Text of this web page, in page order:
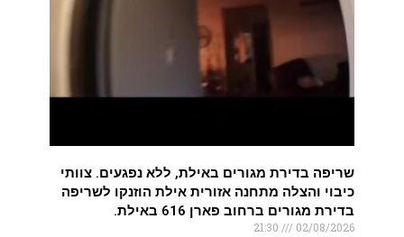
שריפה בדירת מגורים באילת, ללא נפגעים. צוותי
כיבוי והצלה מתחנה אזורית אילת הוזנקו לשריפה
בדירת מגורים ברחוב פארן 616 באילת.
02/08/2026